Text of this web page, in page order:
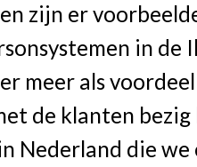
zijn er
in de
meer als
de klanten
Nederland die we